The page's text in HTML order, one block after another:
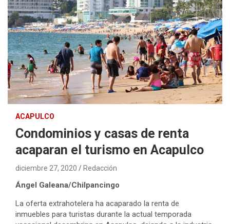
ACAPULCO
Condominios y casas de renta
acaparan el turismo en Acapulco
diciembre 27, 2020 Redacción
Ángel Galeana/Chilpancingo
La oferta extrahotelera ha acaparado la renta de
inmuebles para turistas durante la actual temporada